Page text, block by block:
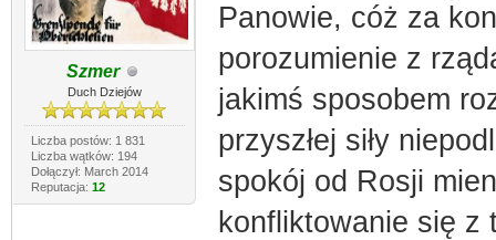
Szmer
Duch Dziejów
Liczba postów: 1 831
Liczba wątków: 194
Dołączył: March 2014
Reputacja: 12
Panowie, cóż za
porozumienie z
jakimś sposobem
przyszłej siły
spokój od Rosji
konfliktowanie się z